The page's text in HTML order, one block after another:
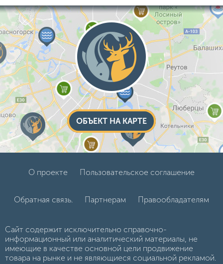
ОБЪЕКТ НА КАРТЕ
О проекте Пользовательское соглашение
Обратная связь. Партнерам Правообладателям
Сайт содержит исключительно справочно-
информационный или аналитический материалы, не
имеющие в качестве основной цели продвижение
товара на рынке и не являющиеся социальной рекламой.